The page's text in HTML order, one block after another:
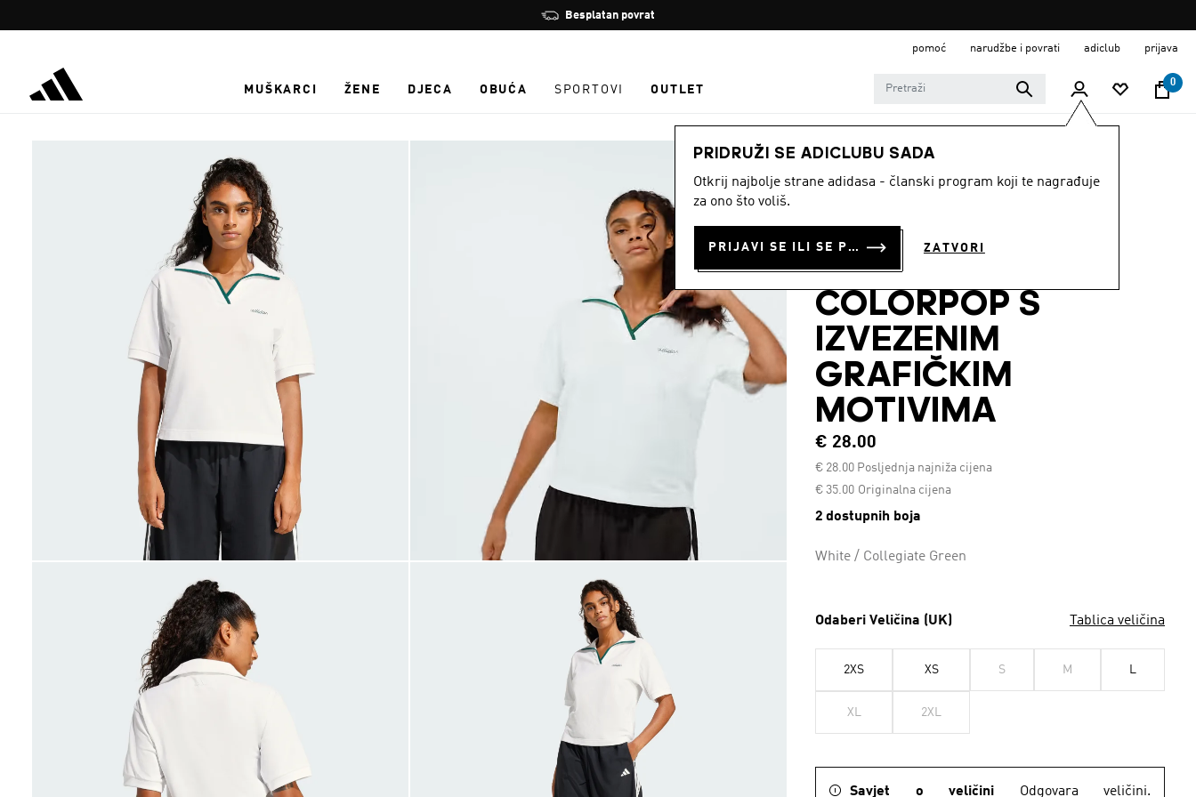
Zaustavi
rotaciju
Besplatan povrat
pomoć narudžbe i povrati adiclub prijava
MUŠKARCI ŽENE DJECA OBUĆA SPORTOVI OUTLET
0
PRIDRUŽI SE ADICLUBU SADA
Otkrij najbolje strane adidasa - članski program koji te nagrađuje
za ono što voliš.
PRIJAVI SE ILI SE PRIDRUŽI SADA ZATVORI
ŽENE Odjeća
POLO MAJICA
SEASONAL
ESSENTIALS
COLORPOP S
IZVEZENIM
GRAFIČKIM
MOTIVIMA
€ 28.00
€ 28.00 Posljednja najniža cijena
Originalna cijena
Cijena umanjena od
€ 35.00za
2 dostupnih boja
White / Collegiate Green
Odaberi Veličina (UK) Tablica veličina
2XS XS S M L
XL 2XL
Savjet o veličini Odgovara veličini.